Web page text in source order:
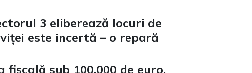
3 eliberează locuri de
este incertă – o repară
sub 100.000 de euro,